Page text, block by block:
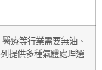
療等行業需要無油、
提供多種氣體處理選